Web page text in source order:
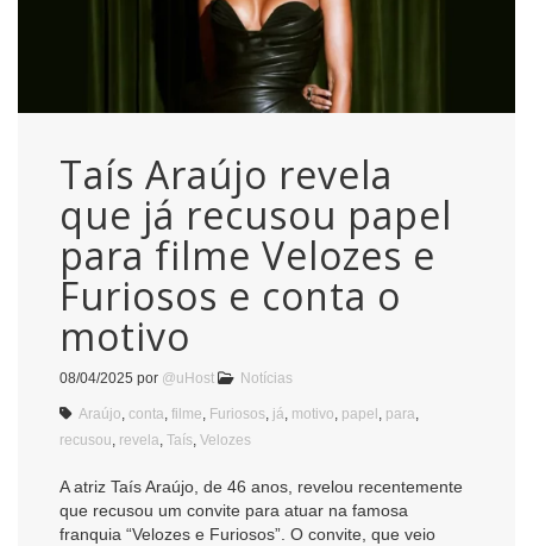
Taís Araújo revela
que já recusou papel
para filme Velozes e
Furiosos e conta o
motivo
08/04/2025 por @uHost Notícias
Araújo conta filme Furiosos já motivo papel para
recusou revela Taís Velozes
A atriz Taís Araújo, de 46 anos, revelou recentemente
que recusou um convite para atuar na famosa
franquia “Velozes e Furiosos”. O convite, que veio